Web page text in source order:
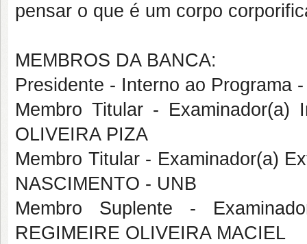
pensar o que é um corpo
MEMBROS DA BANCA:
Presidente - Interno ao Programa
Membro Titular -
OLIVEIRA PIZA
Membro Titular - Examinador(a)
NASCIMENTO - UNB
Membro Suplente -
REGIMEIRE OLIVEIRA MACIEL